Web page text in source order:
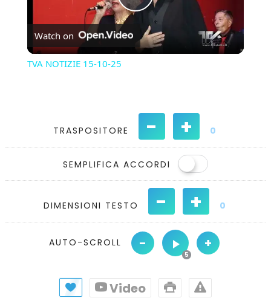
Play
Video
Watch on
TVA NOTIZIE 15-10-25
TRASPOSITORE - + 0
SEMPLIFICA ACCORDI
DIMENSIONI TESTO - + 0
AUTO-SCROLL - +
Video